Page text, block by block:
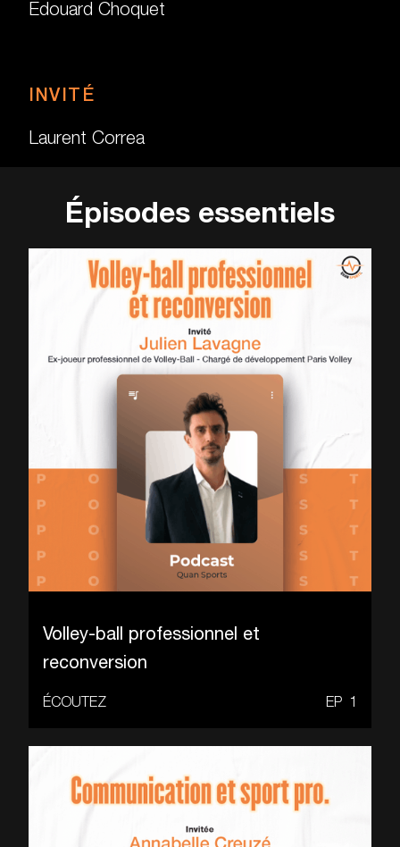
Edouard Choquet
INVITÉ
Laurent Correa
Épisodes essentiels
Volley-ball professionnel et
reconversion
ÉCOUTEZ EP 1